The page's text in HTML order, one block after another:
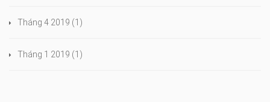
Tháng 4 2019 (1)
Tháng 1 2019 (1)